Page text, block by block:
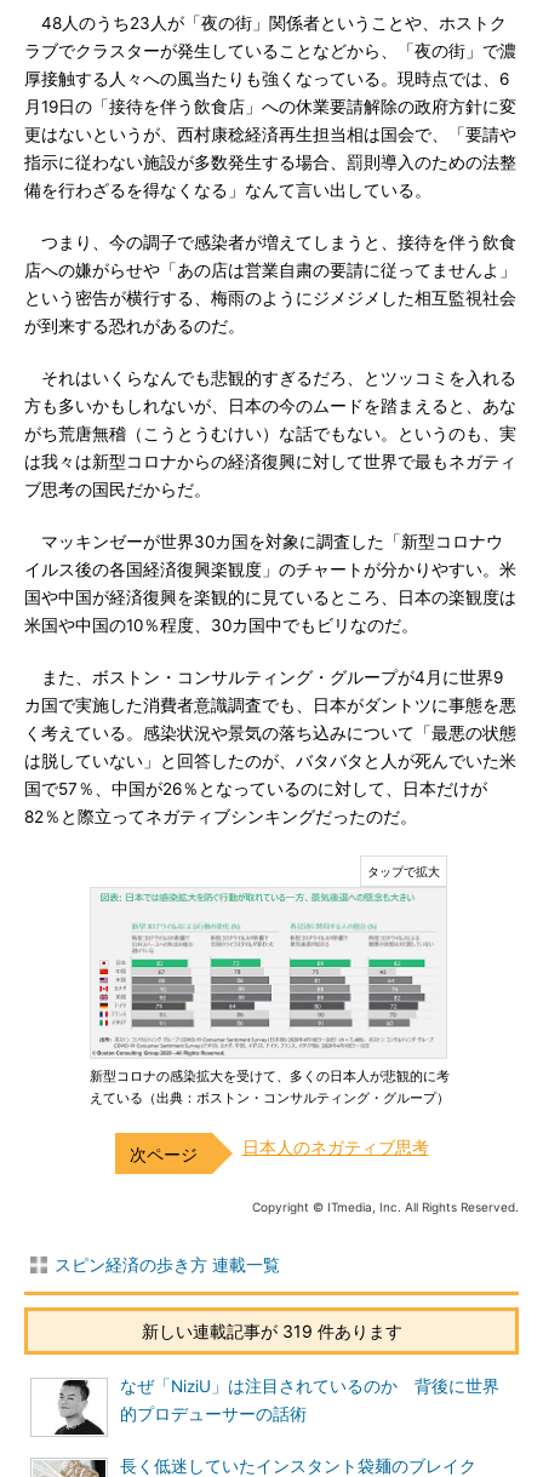
48人のうち23人が「夜の街」関係者ということや、ホストク
ラブでクラスターが発生していることなどから、「夜の街」で濃
厚接触する人々への風当たりも強くなっている。現時点では、6
月19日の「接待を伴う飲食店」への休業要請解除の政府方針に変
更はないというが、西村康稔経済再生担当相は国会で、「要請や
指示に従わない施設が多数発生する場合、罰則導入のための法整
備を行わざるを得なくなる」なんて言い出している。
つまり、今の調子で感染者が増えてしまうと、接待を伴う飲食
店への嫌がらせや「あの店は営業自粛の要請に従ってませんよ」
という密告が横行する、梅雨のようにジメジメした相互監視社会
が到来する恐れがあるのだ。
それはいくらなんでも悲観的すぎるだろ、とツッコミを入れる
方も多いかもしれないが、日本の今のムードを踏まえると、あな
がち荒唐無稽（こうとうむけい）な話でもない。というのも、実
は我々は新型コロナからの経済復興に対して世界で最もネガティ
ブ思考の国民だからだ。
マッキンゼーが世界30カ国を対象に調査した「新型コロナウ
イルス後の各国経済復興楽観度」のチャートが分かりやすい。米
国や中国が経済復興を楽観的に見ているところ、日本の楽観度は
米国や中国の10％程度、30カ国中でもビリなのだ。
また、ボストン・コンサルティング・グループが4月に世界9
カ国で実施した消費者意識調査でも、日本がダントツに事態を悪
く考えている。感染状況や景気の落ち込みについて「最悪の状態
は脱していない」と回答したのが、バタバタと人が死んでいた米
国で57％、中国が26％となっているのに対して、日本だけが
82％と際立ってネガティブシンキングだったのだ。
新型コロナの感染拡大を受けて、多くの日本人が悲観的に考
えている（出典：ボストン・コンサルティング・グループ）
日本人のネガティブ思考
Copyright © ITmedia, Inc. All Rights Reserved.
スピン経済の歩き方 連載一覧
新しい連載記事が 319 件あります
なぜ「NiziU」は注目されているのか 背後に世界
的プロデューサーの話術
長く低迷していたインスタント袋麺のブレイク